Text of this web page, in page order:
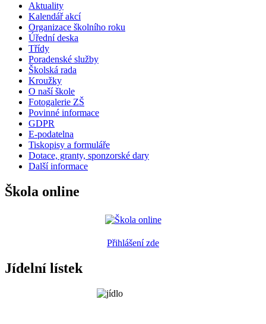
Aktuality
Kalendář akcí
Organizace školního roku
Úřední deska
Třídy
Poradenské služby
Školská rada
Kroužky
O naší škole
Fotogalerie ZŠ
Povinné informace
GDPR
E-podatelna
Tiskopisy a formuláře
Dotace, granty, sponzorské dary
Další informace
Škola online
Přihlášení zde
Jídelní lístek